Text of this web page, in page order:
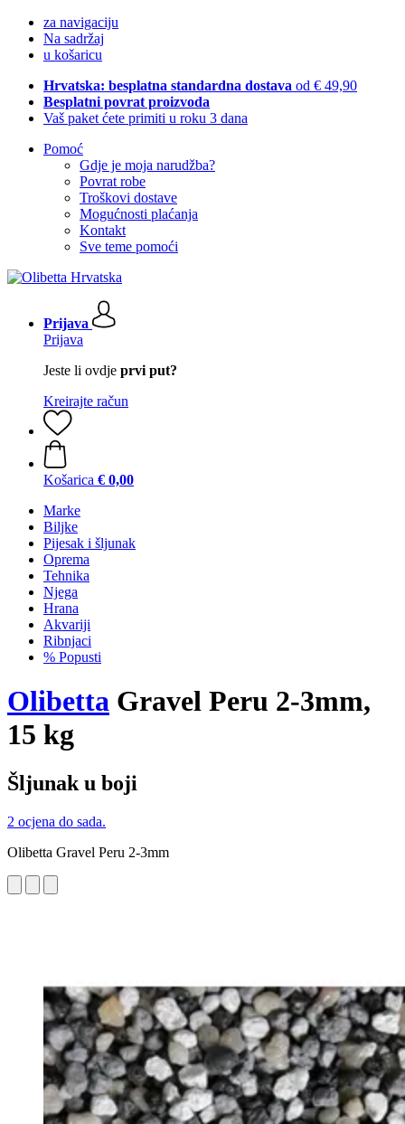
za navigaciju
Na sadržaj
u košaricu
Hrvatska: besplatna standardna dostava od € 49,90
Besplatni povrat proizvoda
Vaš paket ćete primiti u roku 3 dana
Pomoć
Gdje je moja narudžba?
Povrat robe
Troškovi dostave
Mogućnosti plaćanja
Kontakt
Sve teme pomoći
Prijava
Prijava
Jeste li ovdje prvi put?
Kreirajte račun
Košarica € 0,00
Marke
Biljke
Pijesak i šljunak
Oprema
Tehnika
Njega
Hrana
Akvariji
Ribnjaci
% Popusti
Olibetta Gravel Peru 2-3mm,
15 kg
Šljunak u boji
2 ocjena do sada.
Olibetta Gravel Peru 2-3mm